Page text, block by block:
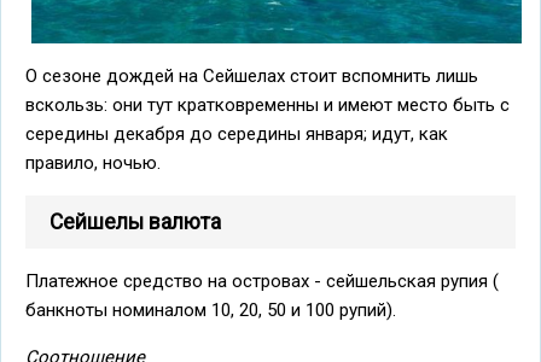
О сезоне дождей на Сейшелах стоит вспомнить лишь
вскользь: они тут кратковременны и имеют место быть с
середины декабря до середины января; идут, как
правило, ночью.
Сейшелы валюта
Платежное средство на островах - сейшельская рупия (
банкноты номиналом 10, 20, 50 и 100 рупий).
Соотношение